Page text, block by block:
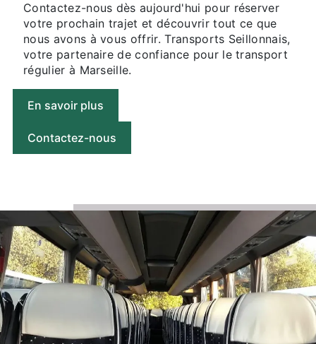
Contactez-nous dès aujourd'hui pour réserver
votre prochain trajet et découvrir tout ce que
nous avons à vous offrir. Transports Seillonnais,
votre partenaire de confiance pour le transport
régulier à Marseille.
En savoir plus
Contactez-nous